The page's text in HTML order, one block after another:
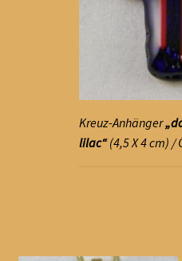
Kreuz-Anhänger
lilac“(4,5 X 4 cm) /